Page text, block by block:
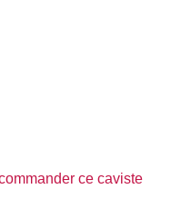
ce caviste